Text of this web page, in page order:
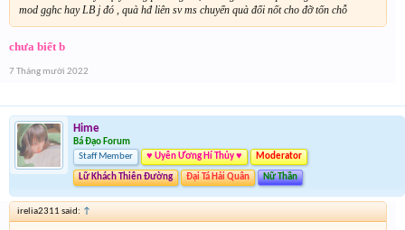
mod gghc hay LB j đó , quà hđ liên sv ms chuyển quà đổi nốt cho đỡ tốn chỗ
chưa biết b
7 Tháng mười 2022
Hime
Bá Đạo Forum
Staff Member
♥ Uyên Ương Hí Thủy ♥ Moderator
Lữ Khách Thiên Đường Đại Tá Hải Quân Nữ Thần
irelia2311 said: ↑